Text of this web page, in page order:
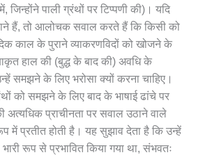
जिन्होंने पाली ग्रंथों पर टिप्पणी की)। यदि
हैं, तो आलोचक सवाल करते हैं कि किसी को
काल के पुराने व्याकरणविदों को खोजने के
हाल की (बुद्ध के बाद की) अवधि के
समझने के लिए भरोसा क्यों करना चाहिए।
को समझने के लिए बाद के भाषाई ढांचे पर
अत्यधिक प्राचीनता पर सवाल उठाने वाले
में प्रतीत होती है। यह सुझाव देता है कि उन्हें
रूप से प्रभावित किया गया था, संभवतः